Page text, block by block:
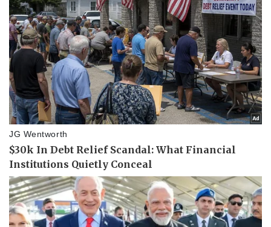
Bóng đá
Lịch thi đấu bóng đá
Thế giới thể thao
eSports
Hậu trường
Ô tô
Xe máy
Tư vấn